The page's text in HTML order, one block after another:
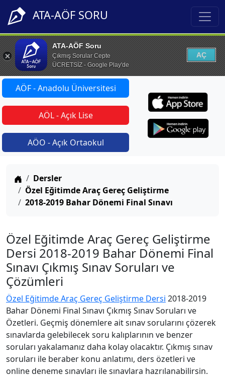
ATA-AÖF SORU
ATA-AÖF Soru
Çıkmış Sorular Cepte
ÜCRETSİZ - Google Play'de
AÇ
AÖF - Anadolu Üniversitesi
AÖL - Açık Lise
AÖO - Açık Ortaokul
Anasayfa
Dersler
Özel Eğitimde Araç Gereç Geliştirme
2018-2019 Bahar Dönemi Final Sınavı
Özel Eğitimde Araç Gereç Geliştirme
Dersi 2018-2019 Bahar Dönemi Final
Sınavı Çıkmış Sınav Soruları ve
Çözümleri
Özel Eğitimde Araç Gereç Geliştirme Dersi 2018-2019
Bahar Dönemi Final Sınavı Çıkmış Sınav Soruları ve
Özetleri. Geçmiş dönemlere ait sınav sorularını çözerek
sınavlarda gelebilecek soru kalıplarının ve benzer
soruları yakalamanız daha kolay olacaktır. Çıkmış sınav
soruları ile beraber konu anlatımı, ders özetleri ve
online deneme sınavları ile sınavlara hazrılanabilirsin.